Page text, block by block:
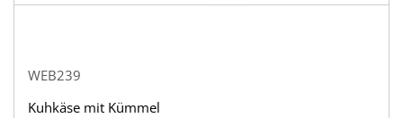
WEB239
Kuhkäse mit Kümmel